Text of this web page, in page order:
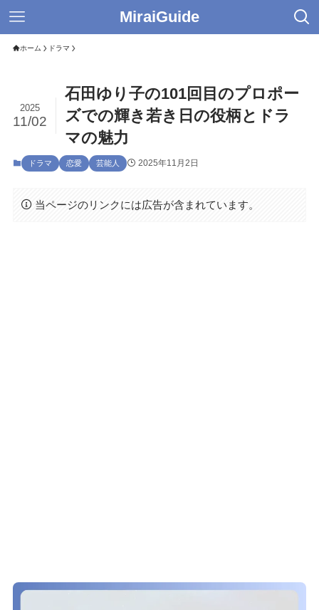
MiraiGuide
ホーム ドラマ
石田ゆり子の101回目のプロポー
ズでの輝き若き日の役柄とドラ
マの魅力
2025
11/02
ドラマ 恋愛 芸能人 2025年11月2日
当ページのリンクには広告が含まれています。